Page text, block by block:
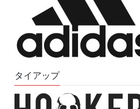
タイアップ